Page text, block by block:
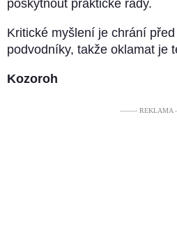
poskytnout praktické rady.
Kritické myšlení je chrání
podvodníky, takže oklamat je
Kozoroh
––––– REKLAMA